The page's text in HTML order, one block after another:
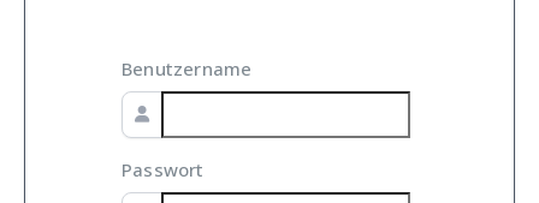
Benutzername
Passwort